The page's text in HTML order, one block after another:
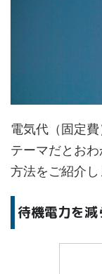
電気代（固定
テーマだとお
方法をご紹介し
待機電力を減